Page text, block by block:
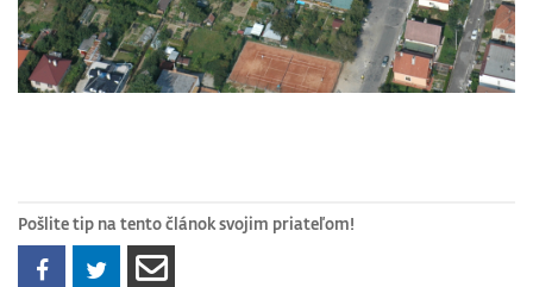
Pošlite tip na tento článok svojim priateľom!